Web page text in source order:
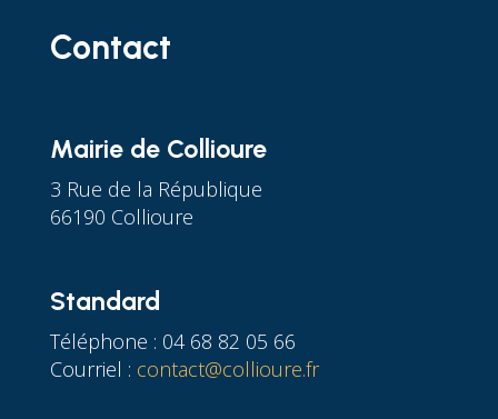
Contact
Mairie de Collioure
3 Rue de la République
66190 Collioure
Standard
Téléphone : 04 68 82 05 66
Courriel : contact@collioure.fr